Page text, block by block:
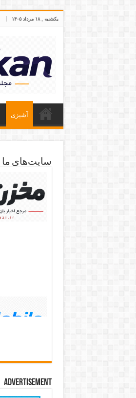
یکشنبه , ۱۸ مرداد ۱۴۰۵
آشپزی
سایت‌های ما